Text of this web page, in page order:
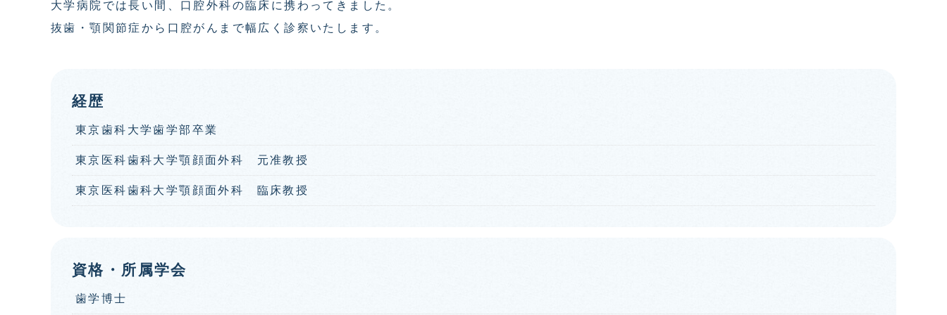
大学病院では長い間、口腔外科の臨床に携わってきました。
抜歯・顎関節症から口腔がんまで幅広く診察いたします。
経歴
東京歯科大学歯学部卒業
東京医科歯科大学顎顔面外科 元准教授
東京医科歯科大学顎顔面外科 臨床教授
資格・所属学会
歯学博士